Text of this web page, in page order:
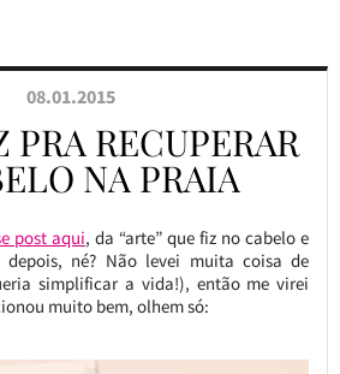
08.01.2015
PRA RECUPERAR
NA PRAIA
post aqui, da “arte” que fiz no cabelo e
depois, né? Não levei muita coisa de
simplificar a vida!), então me virei
muito bem, olhem só: